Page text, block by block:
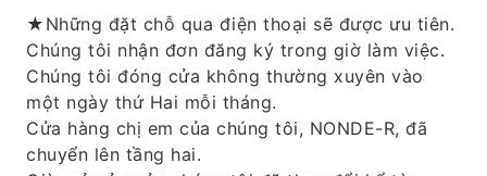
★Những đặt chỗ qua điện thoại sẽ được ưu tiên.
Chúng tôi nhận đơn đăng ký trong giờ làm việc.
Chúng tôi đóng cửa không thường xuyên vào
một ngày thứ Hai mỗi tháng.
Cửa hàng chị em của chúng tôi, NONDE-R, đã
chuyển lên tầng hai.